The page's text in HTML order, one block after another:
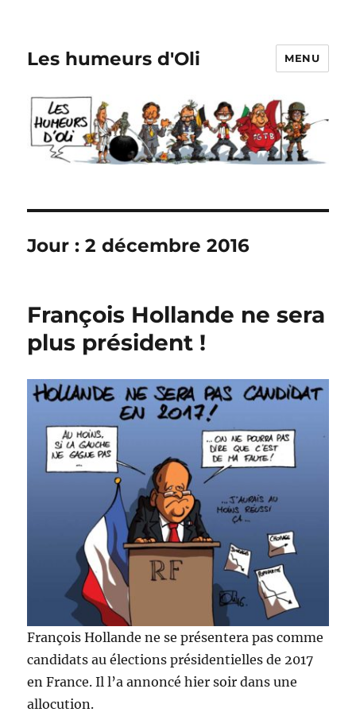
Les humeurs d'Oli MENU
Jour :2 décembre 2016
François Hollande ne sera
plus président !
François Hollande ne se présentera pas comme
candidats au élections présidentielles de 2017
en France. Il l’a annoncé hier soir dans une
allocution.